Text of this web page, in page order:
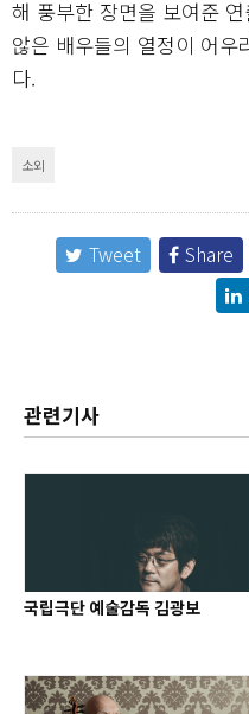
해 풍부한 장면을 보여준
않은 배우들의 열정이 어우
다.
소외
Tweet Share
관련기사
국립극단 예술감독 김광보